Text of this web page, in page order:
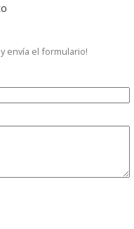
envía el formulario!